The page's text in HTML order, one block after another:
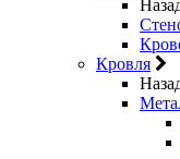
Кровля